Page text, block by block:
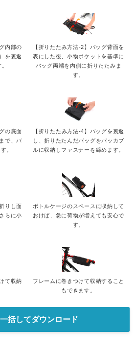
内部の
を裏返
【折りたたみ方法-2】バッグ背面を
表にした後、小物ポケットを基準に
バッグ両端を内側に折りたたみま
す。
の底面
で、バ
。
【折りたたみ方法-4】バッグを裏返
し、折りたたんだバッグをパッカブ
ルに収納しファスナーを締めます。
りし面
らに小
ボトルケージのスペースに収納して
おけば、急に荷物が増えても安心で
す。
て収納
フレームに巻きつけて収納すること
もできます。
括してダウンロード